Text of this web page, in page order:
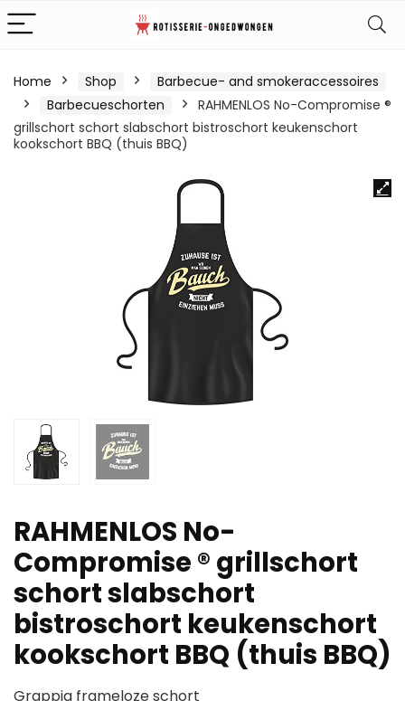
Home Shop
Barbecue- and smokeraccessoires
Barbecueschorten
RAHMENLOS No-Compromise ®
grillschort schort slabschort bistroschort keukenschort
kookschort BBQ (thuis BBQ)
RAHMENLOS No-
Compromise ® grillschort
schort slabschort
bistroschort keukenschort
kookschort BBQ (thuis BBQ)
Grappig frameloze schort